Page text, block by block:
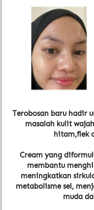
Terobosan baru hadir
masalah kulit
hitam,flek
Cream yang
membantu
meningkatkan
metabolisme sel,
muda